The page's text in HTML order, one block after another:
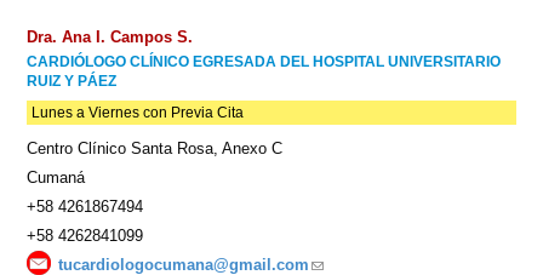
Dra. Ana I. Campos S.
CARDIÓLOGO CLÍNICO EGRESADA DEL HOSPITAL UNIVERSITARIO
RUIZ Y PÁEZ
Lunes a Viernes con Previa Cita
Centro Clínico Santa Rosa, Anexo C
Cumaná
+58 4261867494
+58 4262841099
tucardiologocumana@gmail.com (link